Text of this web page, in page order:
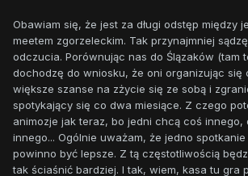
Obawiam się, że jest za długi odstęp między
meetem zgorzeleckim. Tak przynajmniej
odczucia. Porównując nas do Ślązaków (tam
dochodzę do wniosku, że oni organizując się
większe szanse na zżycie się ze sobą i
spotykający się co dwa miesiące. Z czego
animozje jak teraz, bo jedni chcą coś innego,
innego... Ogólnie uważam, że jedno
powinno być lepsze. Z tą częstotliwością
tak ściaśnić bardziej. I tak, wiem, kasa tu gra